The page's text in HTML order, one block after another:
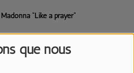
que nous
"Like a prayer"
#4 - Gala "Freed from desire"